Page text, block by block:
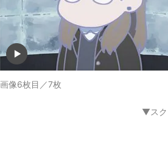
画像6枚目／7枚
▼スク